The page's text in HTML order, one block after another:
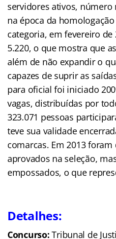
servidores ativos,
na época da
categoria, em fevereiro de
5.220, o que mostra que
além de não expandir o
capazes de suprir as
para oficial foi iniciado
vagas, distribuídas por
323.071 pessoas
teve sua validade
comarcas. Em 2013
aprovados na seleção,
empossados, o que
Detalhes:
Concurso:Tribunal de